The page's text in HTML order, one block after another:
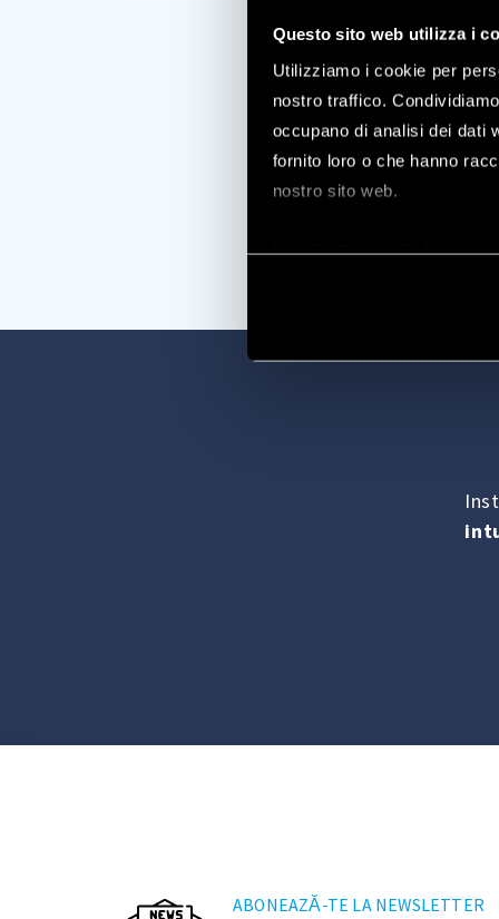
Questo sito web utilizza i
Utilizziamo i cookie per
nostro traffico.
occupano di analisi dei dati
fornito loro o che hanno
nostro sito web.
Vai alla Cookie Policy
ABONEAZĂ-TE LA NEWSLETTER